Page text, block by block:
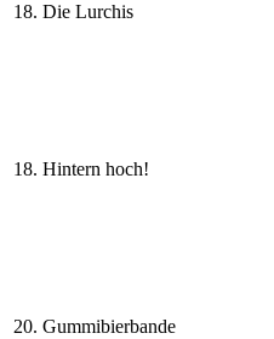
18. Die Lurchis
18. Hintern hoch!
20. Gummibierbande